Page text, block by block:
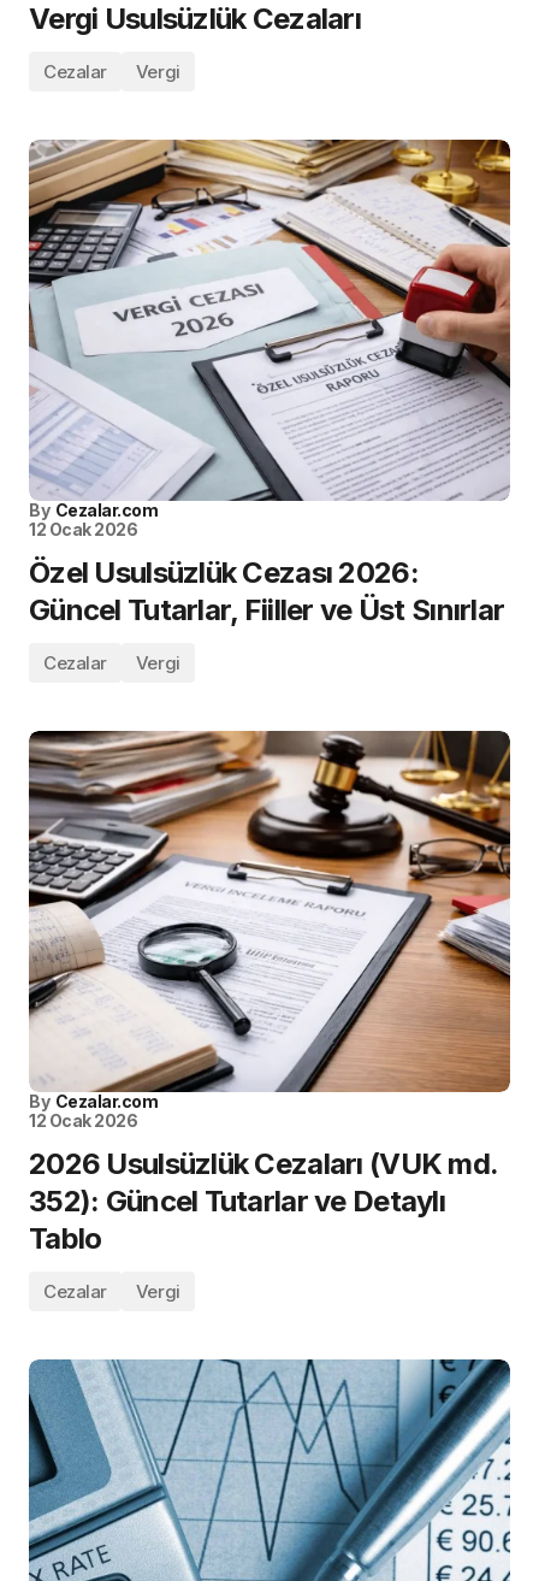
Vergi Usulsüzlük Cezaları
Cezalar Vergi
By Cezalar.com
12 Ocak 2026
Özel Usulsüzlük Cezası 2026:
Güncel Tutarlar, Fiiller ve Üst Sınırlar
Cezalar Vergi
By Cezalar.com
12 Ocak 2026
2026 Usulsüzlük Cezaları (VUK md.
352): Güncel Tutarlar ve Detaylı
Tablo
Cezalar Vergi